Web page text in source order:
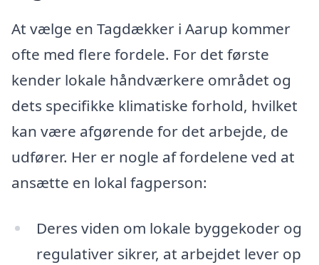
At vælge en Tagdækker i Aarup kommer
ofte med flere fordele. For det første
kender lokale håndværkere området og
dets specifikke klimatiske forhold, hvilket
kan være afgørende for det arbejde, de
udfører. Her er nogle af fordelene ved at
ansætte en lokal fagperson:
Deres viden om lokale byggekoder og
regulativer sikrer, at arbejdet lever op